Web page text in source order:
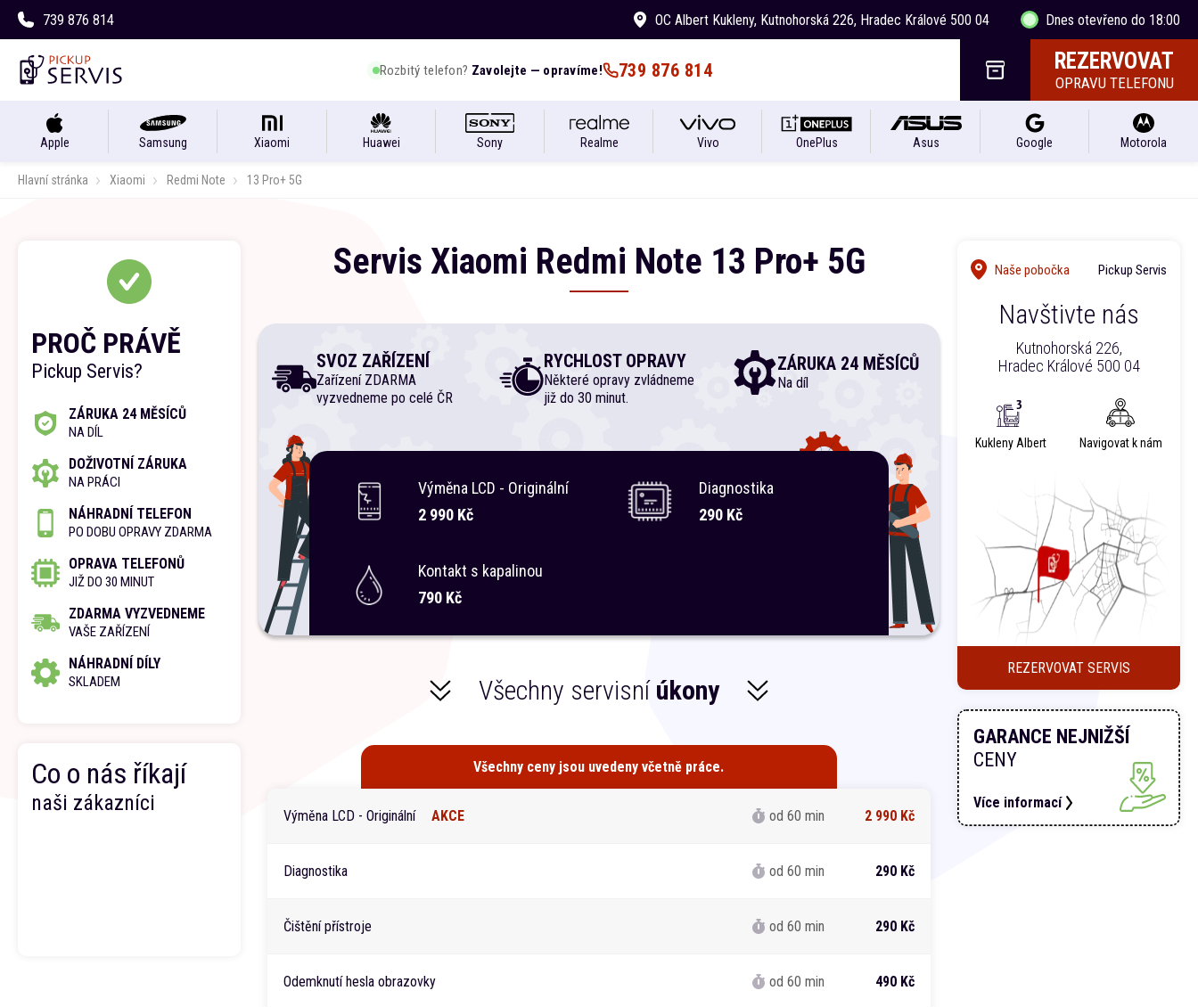
739 876 814 OC Albert Kukleny, Kutnohorská 226, Hradec Králové 500 04 Dnes otevřeno do 18:00
Rozbitý telefon? Zavolejte — opravíme! 739 876 814 REZERVOVAT
OPRAVU TELEFONU
Apple Samsung Xiaomi Huawei Sony Realme Vivo OnePlus Asus Google Motorola
Hlavní stránka Xiaomi Redmi Note 13 Pro+ 5G
Servis Xiaomi Redmi Note 13 Pro+ 5G
SVOZ ZAŘÍZENÍ
Zařízení ZDARMA
vyzvedneme po celé ČR
RYCHLOST OPRAVY
Některé opravy zvládneme
již do 30 minut.
ZÁRUKA 24 MĚSÍCŮ
Na díl
Diagnostika
290 Kč
Kontakt s kapalinou
790 Kč
Výměna LCD - Originální
2 990 Kč
Všechny servisní úkony
Všechny ceny jsou uvedeny včetně práce.
Výměna LCD - Originální AKCE od 60 min 2 990 Kč
Diagnostika od 60 min 290 Kč
Čištění přístroje od 60 min 290 Kč
Odemknutí hesla obrazovky od 60 min 490 Kč
PROČ PRÁVĚ
Pickup Servis?
ZÁRUKA 24 MĚSÍCŮ
NA DÍL
DOŽIVOTNÍ ZÁRUKA
NA PRÁCI
NÁHRADNÍ TELEFON
PO DOBU OPRAVY ZDARMA
OPRAVA TELEFONŮ
JIŽ DO 30 MINUT
ZDARMA VYZVEDNEME
VAŠE ZAŘÍZENÍ
NÁHRADNÍ DÍLY
SKLADEM
Co o nás říkají
naši zákazníci
Naše pobočka Pickup Servis
Navštivte nás
Kutnohorská 226,
Hradec Králové 500 04
Kukleny Albert Navigovat k nám
REZERVOVAT SERVIS
GARANCE NEJNIŽŠÍ
CENY
Více informací